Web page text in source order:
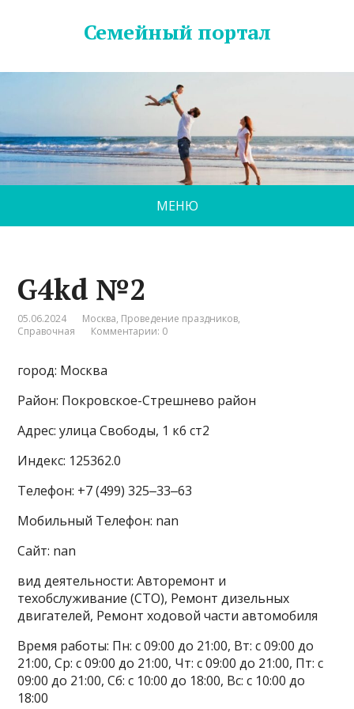
Семейный портал
МЕНЮ
G4kd №2
05.06.2024 Москва, Проведение праздников,
Справочная
Комментарии: 0
город: Москва
Район: Покровское-Стрешнево район
Адрес: улица Свободы, 1 к6 ст2
Индекс: 125362.0
Телефон: +7 (499) 325‒33‒63
Мобильный Телефон: nan
Сайт: nan
вид деятельности: Авторемонт и
техобслуживание (СТО), Ремонт дизельных
двигателей, Ремонт ходовой части автомобиля
Время работы: Пн: с 09:00 до 21:00, Вт: с 09:00 до
21:00, Ср: с 09:00 до 21:00, Чт: с 09:00 до 21:00, Пт: с
09:00 до 21:00, Сб: с 10:00 до 18:00, Вс: с 10:00 до
18:00